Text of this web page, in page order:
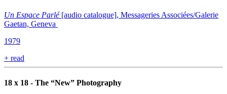
Un Espace Parlé[audio catalogue], Messageries Associées/Galerie
Gaetan, Geneva
1979
+ read
18 x 18 - The “New” Photography